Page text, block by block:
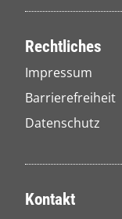
Rechtliches
Impressum
Barrierefreiheit
Datenschutz
Kontakt